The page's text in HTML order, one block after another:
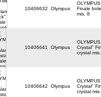
10406632 Olympus
Finale
mis. 8
10406641 Olympus
Crystal"
crystal
10406642 Olympus
Crystal"
crystal